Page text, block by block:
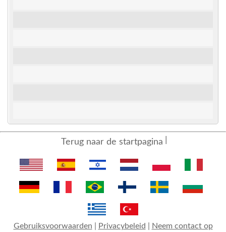
Terug naar de startpagina
Gebruiksvoorwaarden Privacybeleid Neem contact op